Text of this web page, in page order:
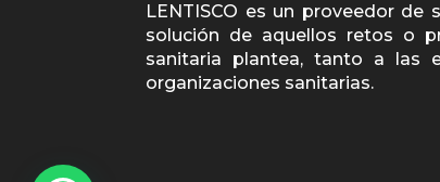
LENTISCO es un proveedor
solución de aquellos retos o
sanitaria plantea, tanto a las
organizaciones sanitarias.